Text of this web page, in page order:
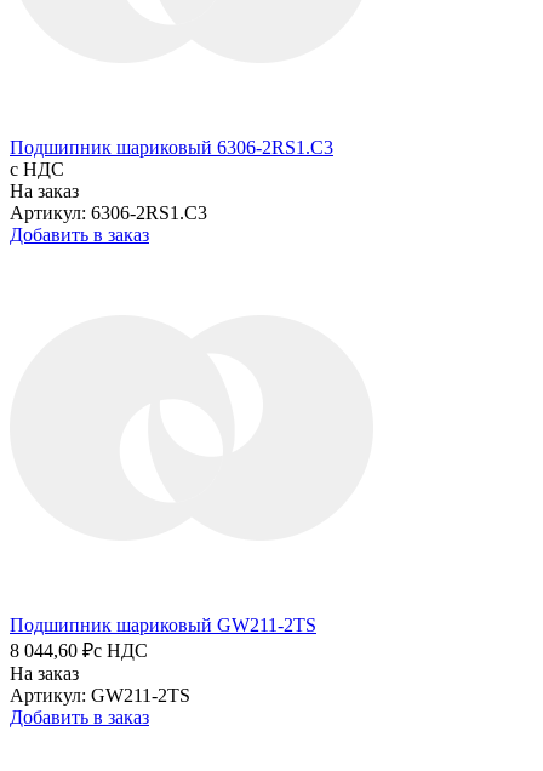
Подшипник шариковый 6306-2RS1.C3
с НДС
На заказ
Артикул: 6306-2RS1.C3
Добавить в заказ
Подшипник шариковый GW211-2TS
8 044,60 ₽с НДС
На заказ
Артикул: GW211-2TS
Добавить в заказ